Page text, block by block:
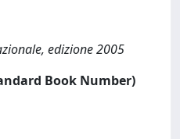
edizione 2005
Book Number)